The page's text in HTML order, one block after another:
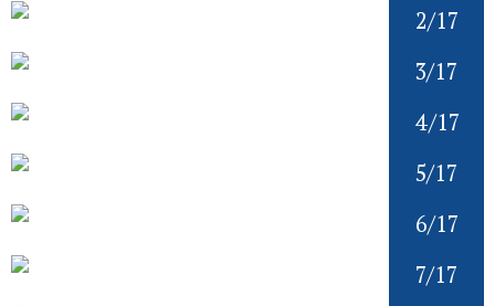
2/17
3/17
4/17
5/17
6/17
7/17